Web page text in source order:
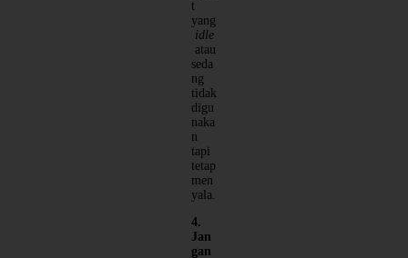
t
yang
idle
atau
seda
ng
tidak
digu
naka
n
tapi
tetap
men
yala.
4.
Jan
gan